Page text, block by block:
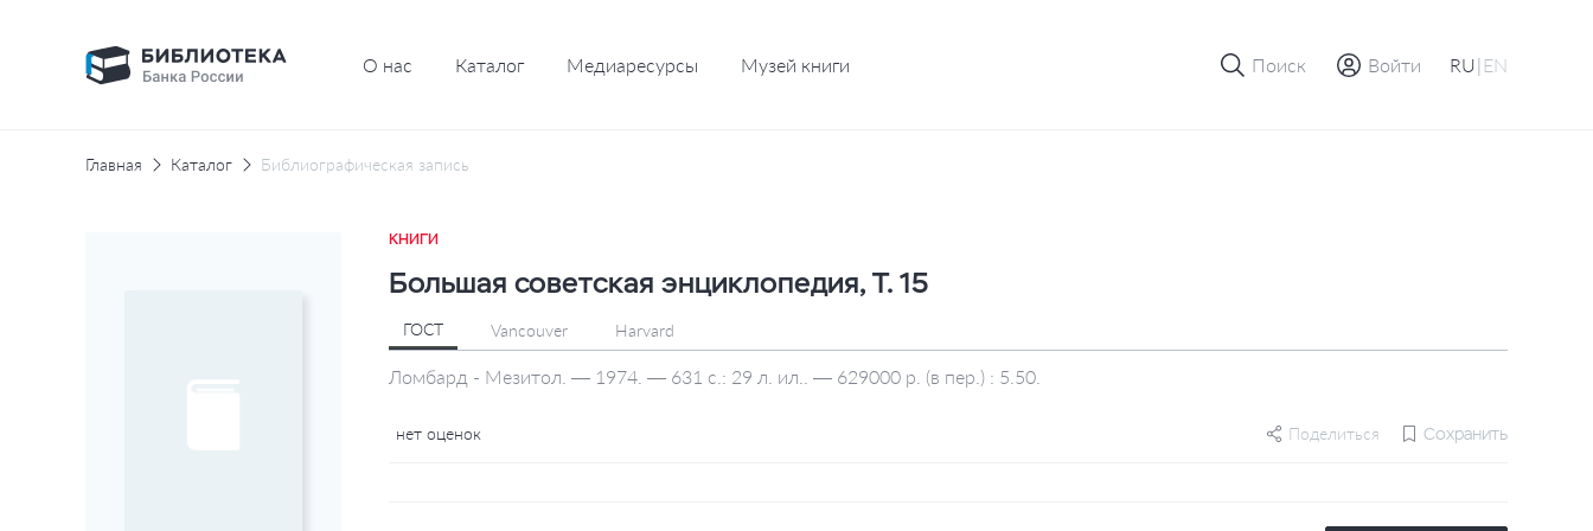
О нас Каталог Медиаресурсы Музей книги Поиск Войти RU| EN
Главная Каталог Библиографическая запись
КНИГИ
Большая советская энциклопедия, Т. 15
ГОСТ Vancouver Harvard
Ломбард - Мезитол. — 1974. — 631 с.: 29 л. ил.. — 629000 р. (в пер.) : 5.50.
нет оценок Поделиться Сохранить